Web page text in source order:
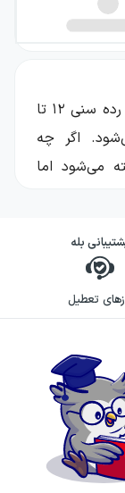
ژانر نوجوان عمدتا به کتاب‌هایی که برای رده سنی ۱۲ تا
اگر چه
می‌شود اما
هستند.
تجربه و
مضامین
می‌شود که
دارد. عمده
و دوستی و
زیادی دارد
بله